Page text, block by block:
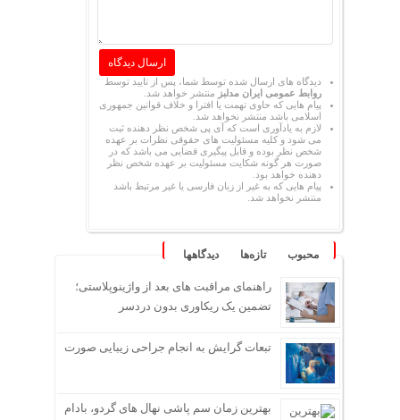
دیدگاه های ارسال شده توسط شما، پس از تایید توسط
روابط عمومی ایران مدلبز منتشر خواهد شد.
پیام هایی که حاوی تهمت یا افترا و خلاف قوانین جمهوری
اسلامی باشد منتشر نخواهد شد.
لازم به یادآوری است که آی پی شخص نظر دهنده ثبت
می شود و کلیه مسئولیت های حقوقی نظرات بر عهده
شخص نظر بوده و قابل پیگیری قضایی می باشد که در
صورت هر گونه شکایت مسئولیت بر عهده شخص نظر
دهنده خواهد بود.
پیام هایی که به غیر از زبان فارسی یا غیر مرتبط باشد
منتشر نخواهد شد.
محبوب تازه‌ها دیدگاهها
راهنمای مراقبت های بعد از واژینوپلاستی؛
تضمین یک ریکاوری بدون دردسر
تبعات گرایش به انجام جراحی زیبایی صورت
بهترین زمان سم پاشی نهال های گردو، بادام